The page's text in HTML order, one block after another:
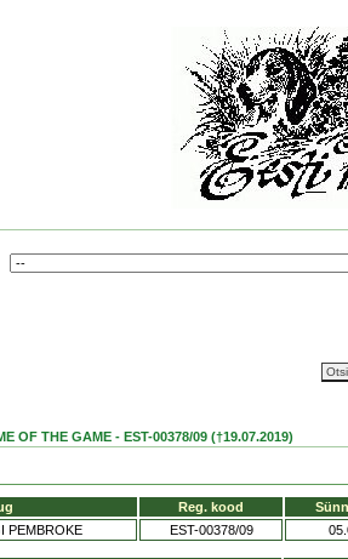
OF THE GAME - EST-00378/09 (†19.07.2019)
Reg. kood
PEMBROKE
EST-00378/09